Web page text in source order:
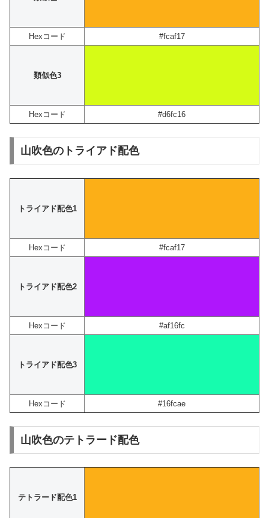
Hexコード #fcaf17
類似色3
Hexコード #d6fc16
山吹色のトライアド配色
トライアド配色1
Hexコード #fcaf17
トライアド配色2
Hexコード #af16fc
トライアド配色3
Hexコード #16fcae
山吹色のテトラード配色
テトラード配色1